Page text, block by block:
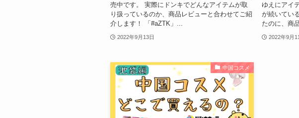
売中です。 実際にドンキでどんなアイテムが取
り扱っているのか、商品レビューと合わせてご紹
介します！ 「#aZTK」...
2022年9月13日
ゆえにアイ
が続いてい
たのに、商
2022年9月
中国コスメ